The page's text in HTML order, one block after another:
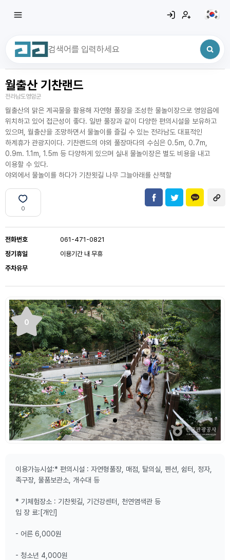
최근 검색어
월출산 기찬랜드
전라남도영암군
월출산의 맑은 계곡물을 활용해 자연형 풀장을 조성한 물놀이장으로 영암읍에
위치하고 있어 접근성이 좋다. 일반 풀장과 같이 다양한 편의시설을 보유하고
있으며, 월출산을 조망하면서 물놀이를 즐길 수 있는 전라남도 대표적인
하계휴가 관광지이다. 기찬랜드의 야외 풀장마다의 수심은 0.5m, 0.7m,
0.9m. 1.1m, 1.5m 등 다양하게 있으며 실내 물놀이장은 별도 비용을 내고
이용할 수 있다.
야외에서 물놀이를 하다가 기찬묏길 나무 그늘아래를 산책할
0
전화번호
061-471-0821
정기휴일
이용기간 내 무휴
주차유무
0
이용가능시설:* 편의시설 : 자연형풀장, 매점, 탈의실, 펜션, 쉼터, 정자,
족구장, 물품보관소, 개수대 등
* 기체험장소 : 기찬묏길, 기건강센터, 천연염색관 등
입 장 료:[개인]
- 어른 6,000원
- 청소년 4,000원